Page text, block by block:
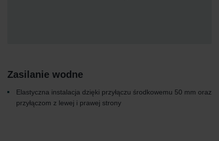
Zasilanie wodne
Elastyczna instalacja dzięki przyłączu środkowemu 50 mm oraz
przyłączom z lewej i prawej strony